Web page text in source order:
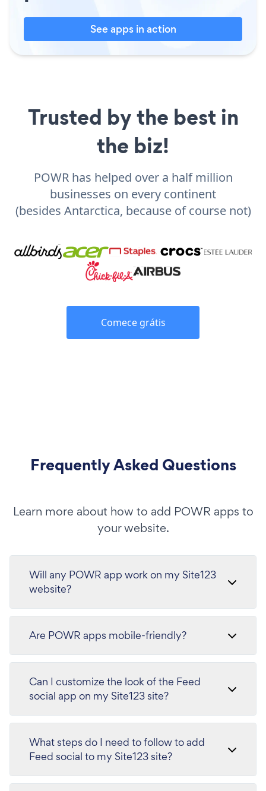
See apps in action
Trusted by the best in
the biz!
POWR has helped over a half million
businesses on every continent
(besides Antarctica, because of course not)
Comece grátis
Frequently Asked Questions
Learn more about how to add POWR apps to
your website.
Will any POWR app work on my Site123
website?
Are POWR apps mobile-friendly?
Can I customize the look of the Feed
social app on my Site123 site?
What steps do I need to follow to add
Feed social to my Site123 site?